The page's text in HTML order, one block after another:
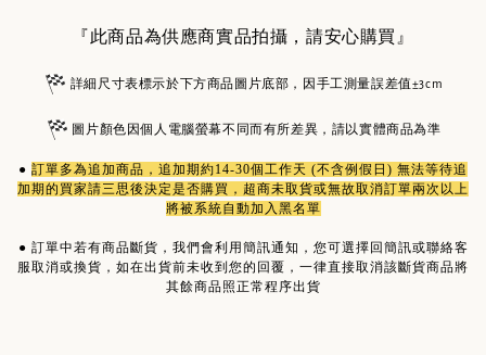
『此商品為供應商實品拍攝，請安心購買』
詳細尺寸表標示於下方商品圖片底部，因手工測量誤差值±3cm
圖片顏色因個人電腦螢幕不同而有所差異，請以實體商品為準
● 訂單多為追加商品 ，追加期約14-30個工作天 (不含例假日) 無法等待追
加期的買家請三思後決定是否購買，超商未取貨或無故取消訂單兩次以上
將被系統自動加入黑名單
● 訂單中若有商品斷貨，我們會利用簡訊通知，您可選擇回簡訊或聯絡客
服取消或換貨，如在出貨前未收到您的回覆，一律直接取消該斷貨商品將
其餘商品照正常程序出貨